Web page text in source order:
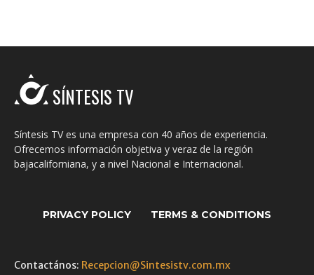
SÍNTESIS TV
Síntesis TV es una empresa con 40 años de experiencia.
Ofrecemos información objetiva y veraz de la región
bajacaliforniana, y a nivel Nacional e Internacional.
PRIVACY POLICY TERMS & CONDITIONS
Contactános: Recepcion@Sintesistv.com.mx